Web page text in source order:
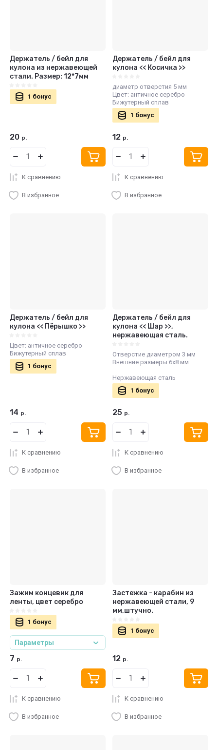
Держатель / бейл для
кулона из нержавеющей
стали. Размер: 12*7мм
1 бонус
20 р.
К сравнению
В избранное
Держатель / бейл для
кулона << Косичка >>
диаметр отверстия 5 мм
Цвет: античное серебро
Бижутерный сплав
1 бонус
12 р.
К сравнению
В избранное
Держатель / бейл для
кулона << Пёрышко >>
Цвет: античное серебро
Бижутерный сплав
1 бонус
14 р.
К сравнению
В избранное
Держатель / бейл для
кулона << Шар >>,
нержавеющая сталь.
Отверстие диаметром 3 мм
Внешние размеры 6х8 мм
Нержавеющая сталь
1 бонус
25 р.
К сравнению
В избранное
Зажим концевик для
ленты, цвет серебро
1 бонус
Параметры
7 р.
К сравнению
В избранное
Застежка - карабин из
нержавеющей стали, 9
мм,штучно.
1 бонус
12 р.
К сравнению
В избранное